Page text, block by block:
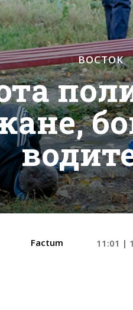
ВОСТОК
Factum 11:01 |